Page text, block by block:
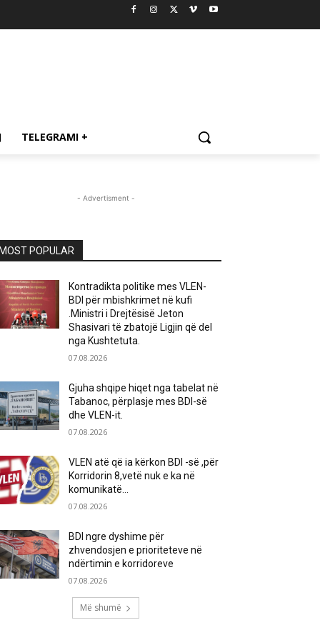
TELEGRAMI +
- Advertisment -
MOST POPULAR
Kontradikta politike mes VLEN-
BDI për mbishkrimet në kufi
.Ministri i Drejtësisë Jeton
Shasivari të zbatojë Ligjin që del
nga Kushtetuta.
07.08.2026
Gjuha shqipe hiqet nga tabelat në
Tabanoc, përplasje mes BDI-së
dhe VLEN-it.
07.08.2026
VLEN atë që ia kërkon BDI -së ,për
Korridorin 8,vetë nuk e ka në
komunikatë…
07.08.2026
BDI ngre dyshime për
zhvendosjen e prioriteteve në
ndërtimin e korridoreve
07.08.2026
Më shumë